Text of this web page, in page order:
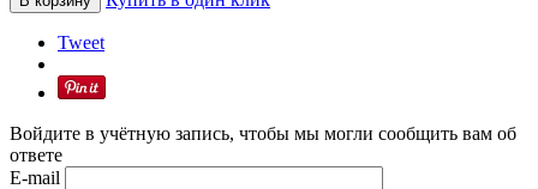
Tweet
Войдите в учётную запись, чтобы мы могли сообщить вам об
ответе
E-mail